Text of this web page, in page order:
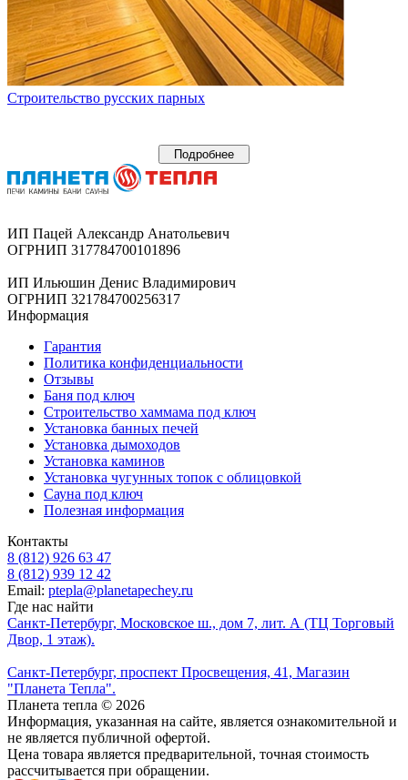
Строительство русских парных
Подробнее
ИП Пацей Александр Анатольевич
ОГРНИП 317784700101896
ИП Ильюшин Денис Владимирович
ОГРНИП 321784700256317
Информация
Гарантия
Политика конфиденциальности
Отзывы
Баня под ключ
Строительство хаммама под ключ
Установка банных печей
Установка дымоходов
Установка каминов
Установка чугунных топок с облицовкой
Сауна под ключ
Полезная информация
Контакты
8 (812) 926 63 47
8 (812) 939 12 42
Email: ptepla@planetapechey.ru
Где нас найти
Санкт-Петербург, Московское ш., дом 7, лит. А (ТЦ Торговый
Двор, 1 этаж).
Санкт-Петербург, проспект Просвещения, 41, Магазин
"Планета Тепла".
Планета тепла © 2026
Информация, указанная на сайте, является ознакомительной и
не является публичной офертой.
Цена товара является предварительной, точная стоимость
рассчитывается при обращении.